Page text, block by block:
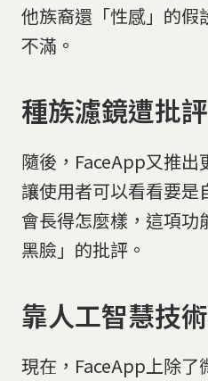
他族裔還「性感」的假
不滿。
種族濾鏡遭批評
隨後，FaceApp又推出
讓使用者可以看看要是
會長得怎麼樣，這項功
黑臉」的批評。
靠人工智慧技
現在，FaceApp上除了